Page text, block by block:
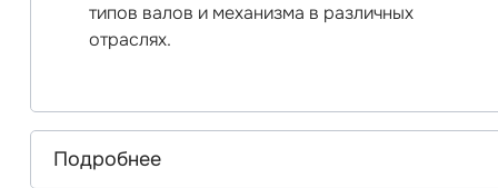
типов валов и механизма в различных
отраслях.
Подробнее